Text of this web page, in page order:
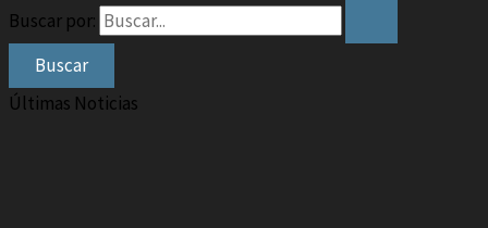
Buscar por:
Últimas Noticias